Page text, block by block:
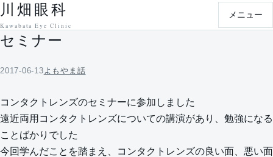
本文へ移動
川畑眼科
Kawabata Eye Clinic
メニュー
セミナー
2017-06-13 よもやま話
コンタクトレンズのセミナーに参加しました
遠近両用コンタクトレンズについての講演があり、勉強になる
ことばかりでした
今回学んだことを踏まえ、コンタクトレンズの良い面、悪い面